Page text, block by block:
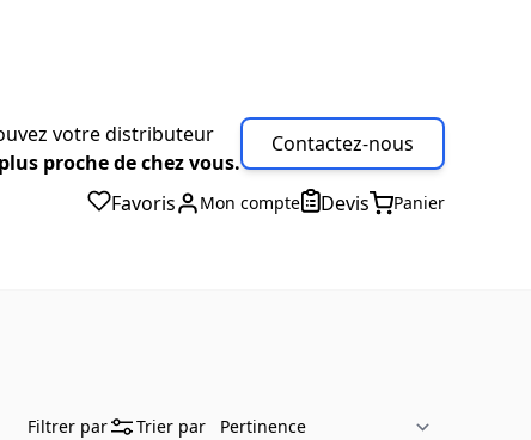
votre distributeur
proche de chez vous.
Contactez-nous
Favoris Mon compte Devis Panier
Trier par
Filtrer par